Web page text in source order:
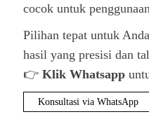
cocok untuk
Pilihan tepat untuk
hasil yang presisi dan
👉 Klik Whatsapp
Konsultasi via WhatsApp